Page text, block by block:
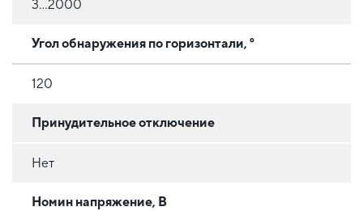
3...2000
Угол обнаружения по горизонтали, °
120
Принудительное отключение
Нет
Номин напряжение, В